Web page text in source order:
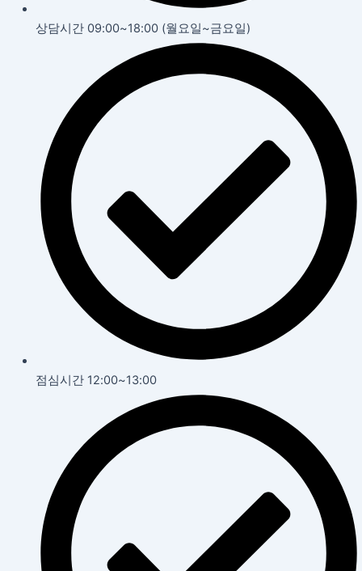
상담시간 09:00~18:00 (월요일~금요일)
점심시간 12:00~13:00